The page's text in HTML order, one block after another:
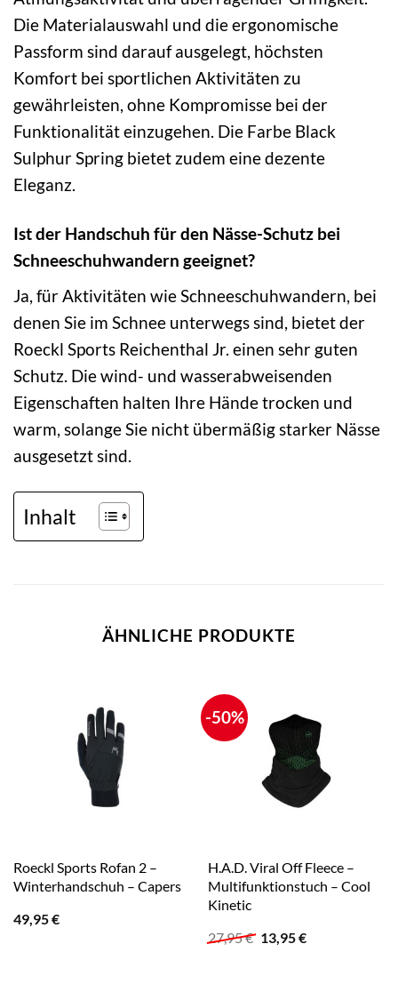
Die Materialauswahl und die ergonomische
Passform sind darauf ausgelegt, höchsten
Komfort bei sportlichen Aktivitäten zu
gewährleisten, ohne Kompromisse bei der
Funktionalität einzugehen. Die Farbe Black
Sulphur Spring bietet zudem eine dezente
Eleganz.
Ist der Handschuh für den Nässe-Schutz bei
Schneeschuhwandern geeignet?
Ja, für Aktivitäten wie Schneeschuhwandern, bei
denen Sie im Schnee unterwegs sind, bietet der
Roeckl Sports Reichenthal Jr. einen sehr guten
Schutz. Die wind- und wasserabweisenden
Eigenschaften halten Ihre Hände trocken und
warm, solange Sie nicht übermäßig starker Nässe
ausgesetzt sind.
Inhalt
ÄHNLICHE PRODUKTE
Roeckl Sports Rofan 2 –
Winterhandschuh – Capers
49,95€
-50%
H.A.D. Viral Off Fleece –
Multifunktionstuch – Cool
Kinetic
27,95€ Ursprünglicher
13,95€Aktueller